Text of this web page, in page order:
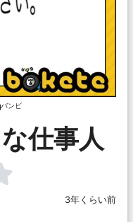
バンビ
仕事人
3年くらい前